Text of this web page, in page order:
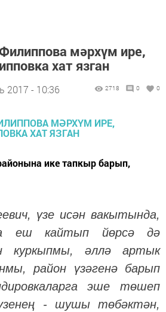
мәрхүм ире,
хат язган
2017 - 10:36 2718 0 0
ике тапкыр барып,
үзе исән вакытында,
еш кайтып йөрсә дә
куркыпмы, әллә артык
район үзәгенә барып
эше төшеп
- шушы төбәктән,